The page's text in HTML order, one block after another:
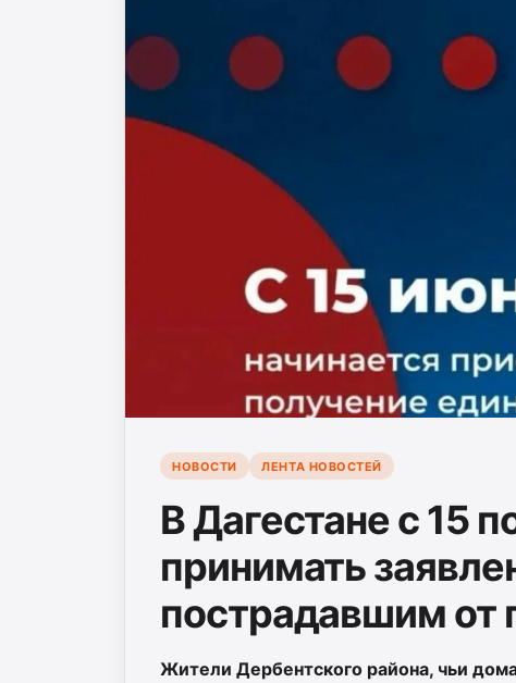
НОВОСТИ ЛЕНТА НОВОСТЕЙ
В Дагестане с 15
принимать
пострадавшим от
Жители Дербентского района, чьи